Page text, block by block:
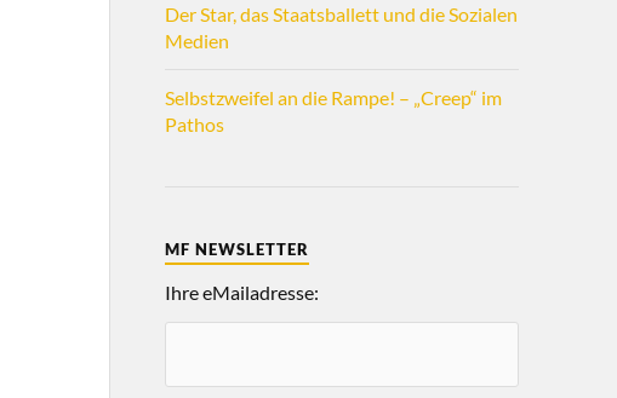
Der Star, das Staatsballett und die Sozialen
Medien
Selbstzweifel an die Rampe! – „Creep“ im
Pathos
MF NEWSLETTER
Ihre eMailadresse: